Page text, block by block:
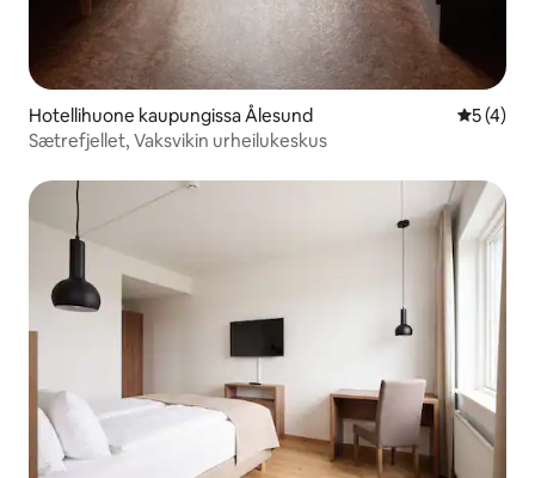
Hotellihuone kaupungissa Ålesund
5 (4)
Sætrefjellet, Vaksvikin urheilukeskus